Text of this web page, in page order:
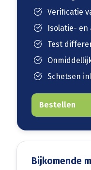
Verificatie
Isolatie-
Test
Schetsen
Bestellen
Bijkomende